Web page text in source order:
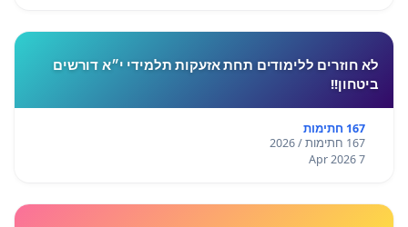
לא חוזרים ללימודים תחת אזעקות תלמידי י״א דורשים
ביטחון!!
167 חתימות
167 חתימות / 2026
7 Apr 2026